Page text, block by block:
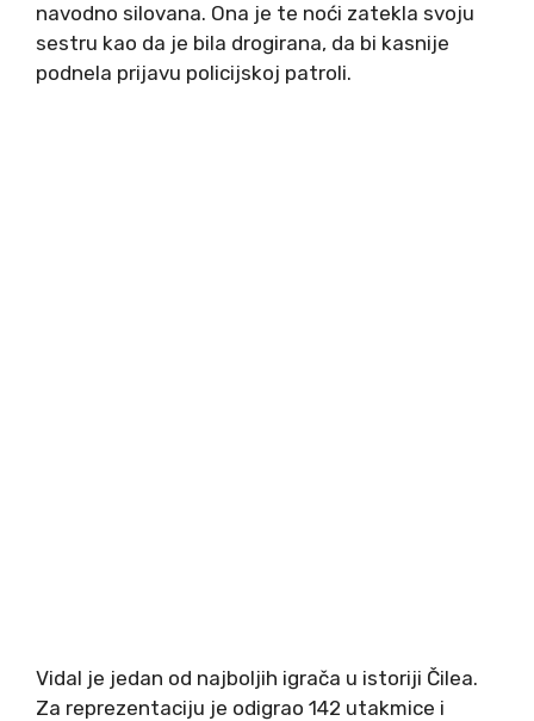
navodno silovana. Ona je te noći zatekla svoju
sestru kao da je bila drogirana, da bi kasnije
podnela prijavu policijskoj patroli.
Vidal je jedan od najboljih igrača u istoriji Čilea.
Za reprezentaciju je odigrao 142 utakmice i